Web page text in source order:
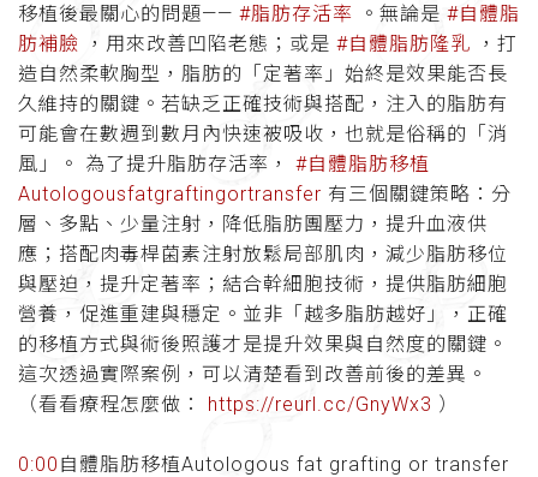
移植後最關心的問題—— #脂肪存活率 。無論是 #自體脂
肪補臉 ，用來改善凹陷老態；或是 #自體脂肪隆乳 ，打
造自然柔軟胸型，脂肪的「定著率」始終是效果能否長
久維持的關鍵。若缺乏正確技術與搭配，注入的脂肪有
可能會在數週到數月內快速被吸收，也就是俗稱的「消
風」。 為了提升脂肪存活率， #自體脂肪移植
Autologousfatgraftingortransfer 有三個關鍵策略：分
層、多點、少量注射，降低脂肪團壓力，提升血液供
應；搭配肉毒桿菌素注射放鬆局部肌肉，減少脂肪移位
與壓迫，提升定著率；結合幹細胞技術，提供脂肪細胞
營養，促進重建與穩定。並非「越多脂肪越好」，正確
的移植方式與術後照護才是提升效果與自然度的關鍵。
這次透過實際案例，可以清楚看到改善前後的差異。
（看看療程怎麼做： https://reurl.cc/GnyWx3 ）
0:00 自體脂肪移植Autologous fat grafting or transfer